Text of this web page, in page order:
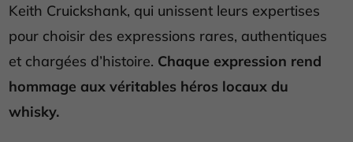
Keith Cruickshank, qui unissent leurs expertises
pour choisir des expressions rares, authentiques
et chargées d’histoire. Chaque expression rend
hommage aux véritables héros locaux du
whisky.